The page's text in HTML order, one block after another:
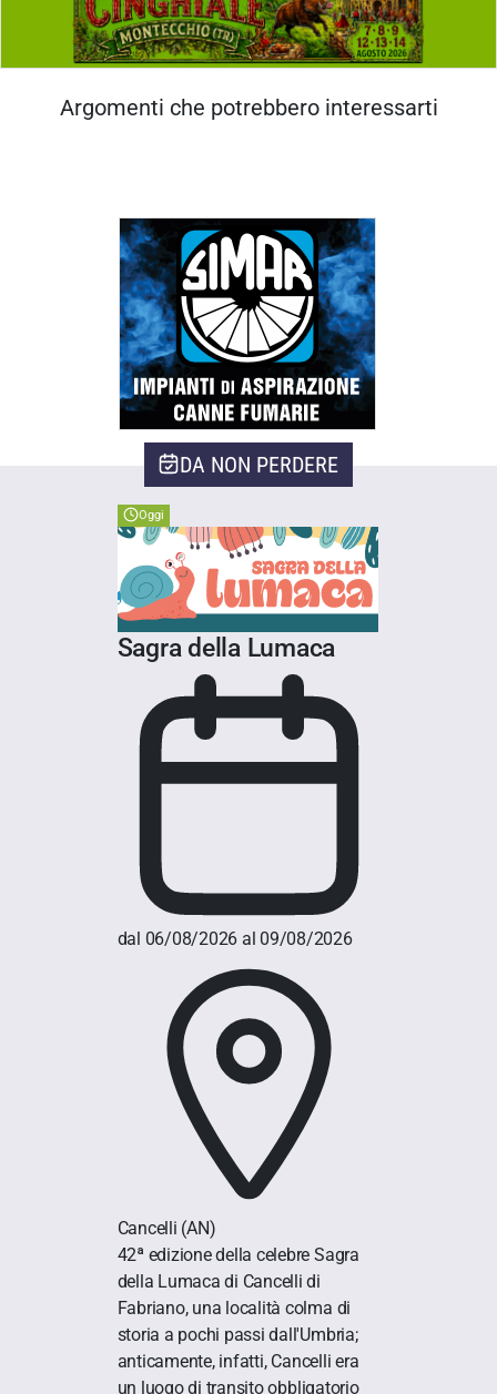
DA NON PERDERE
Oggi
Sagra della Lumaca
dal 06/08/2026 al 09/08/2026
Cancelli (AN)
42ª edizione della celebre Sagra
della Lumaca di Cancelli di
Fabriano, una località colma di
storia a pochi passi dall'Umbria;
anticamente, infatti, Cancelli era
un luogo di transito obbligatorio
Argomenti che potrebbero interessarti